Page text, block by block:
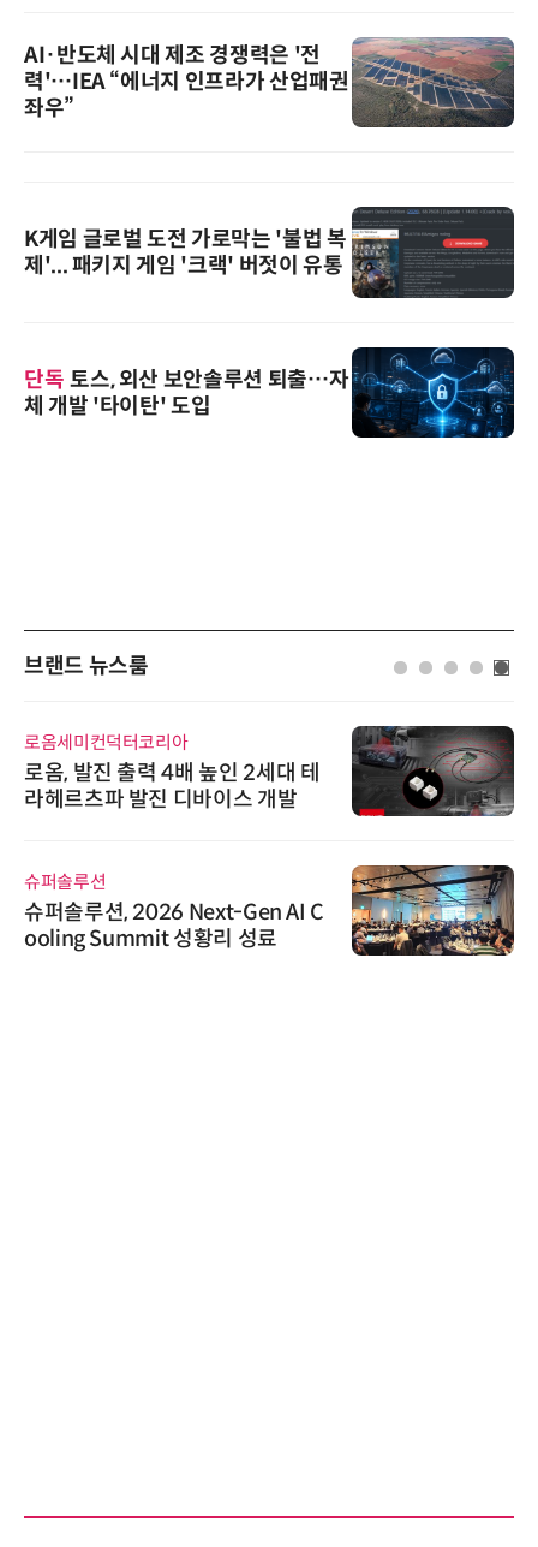
AI·반도체 시대 제조 경쟁력은 '전
력'…IEA “에너지 인프라가 산업패권
좌우”
K게임 글로벌 도전 가로막는 '불법 복
제'... 패키지 게임 '크랙' 버젓이 유통
단독 토스, 외산 보안솔루션 퇴출…자
체 개발 '타이탄' 도입
브랜드 뉴스룸
로옴세미컨덕터코리아
로옴, 발진 출력 4배 높인 2세대 테
라헤르츠파 발진 디바이스 개발
슈퍼솔루션
슈퍼솔루션, 2026 Next-Gen AI C
ooling Summit 성황리 성료